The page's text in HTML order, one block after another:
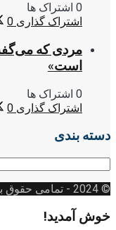
0 اشتراک ها
اشتراک گذاری 0
مردی که
است»
0 اشتراک ها
اشتراک گذاری 0
دسته بندی
دسته
© 2024
- تمامی حقوق
خوش آمدید!